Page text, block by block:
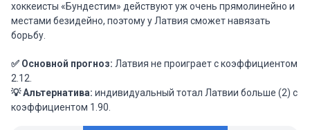
хоккеисты «Бундестим» действуют уж очень прямолинейно и
местами безидейно, поэтому у Латвия сможет навязать
борьбу.
✅ Основной прогноз: Латвия не проиграет с коэффициентом
2.12.
💡 Альтернатива: индивидуальный тотал Латвии больше (2) с
коэффициентом 1.90.